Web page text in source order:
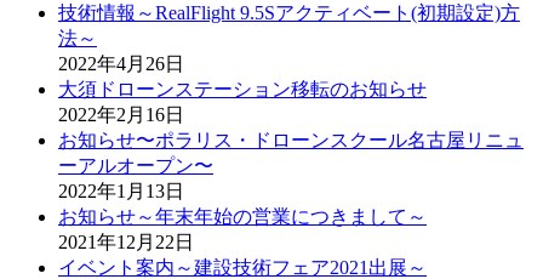
技術情報～RealFlight 9.5Sアクティベート(初期設定)方
法～
2022年4月26日
大須ドローンステーション移転のお知らせ
2022年2月16日
お知らせ〜ポラリス・ドローンスクール名古屋リニュ
ーアルオープン〜
2022年1月13日
お知らせ～年末年始の営業につきまして～
2021年12月22日
イベント案内～建設技術フェア2021出展～